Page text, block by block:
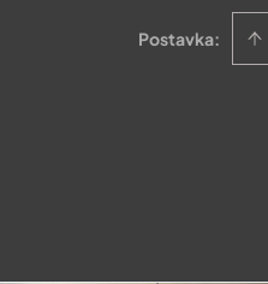
Postavka: